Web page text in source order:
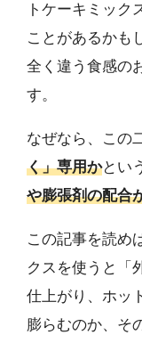
トケーキミック
ことがあるかも
全く違う食感の
す。
なぜなら、この
く」専用かとい
や膨張剤の配合
この記事を読め
クスを使うと「
仕上がり、ホッ
膨らむのか、そ